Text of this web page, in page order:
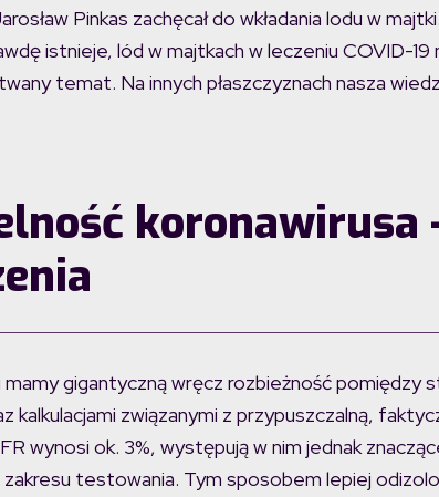
Pinkas zachęcał do wkładania lodu w
istnieje, lód w majtkach w leczeniu COVID-
temat. Na innych płaszczyznach nasza
koronawirusa
gigantyczną wręcz rozbieżność pomiędzy
kalkulacjami związanymi z przypuszczalną,
wynosi ok. 3%, występują w nim jednak
zakresu testowania. Tym sposobem lepiej